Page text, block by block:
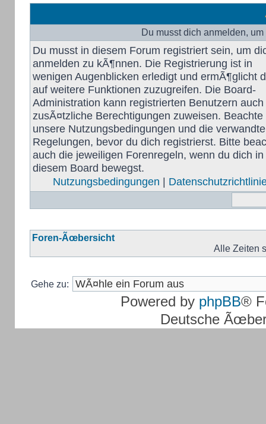
Du musst dich anmelden,
Du musst in diesem Forum registriert sein, um
anmelden zu kÃ¶nnen. Die Registrierung ist in
wenigen Augenblicken erledigt und ermÃ¶glicht
auf weitere Funktionen zuzugreifen. Die Board-
Administration kann registrierten Benutzern auch
zusÃ¤tzliche Berechtigungen zuweisen. Beachte
unsere Nutzungsbedingungen und die
Regelungen, bevor du dich registrierst. Bitte
auch die jeweiligen Forenregeln, wenn du dich in
diesem Board bewegst.
Nutzungsbedingungen |
Foren-Ãœbersicht
Alle Zeiten
Gehe zu:
Powered by phpBB®
Deutsche